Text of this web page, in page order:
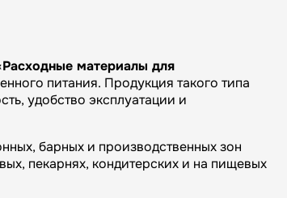
Расходные материалы для
питания. Продукция такого типа
удобство эксплуатации и
барных и производственных зон
пекарнях, кондитерских и на пищевых